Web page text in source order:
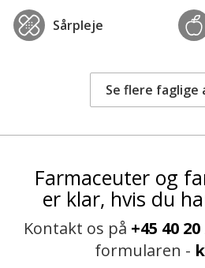
Sårpleje
Se flere faglige
Farmaceuter og
er klar, hvis du
Kontakt os på +45 40 20
formularen -